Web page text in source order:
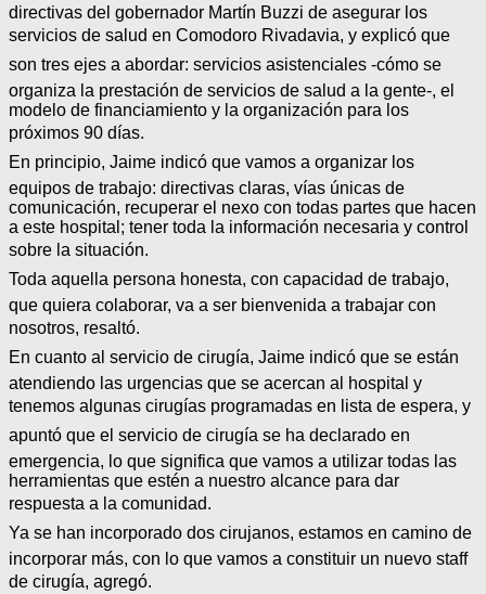
directivas del gobernador Martín Buzzi de asegurar los
servicios de salud en Comodoro Rivadavia, y explicó que
son tres ejes a abordar: servicios asistenciales -cómo se
organiza la prestación de servicios de salud a la gente-, el
modelo de financiamiento y la organización para los
próximos 90 días.
En principio, Jaime indicó que vamos a organizar los
equipos de trabajo: directivas claras, vías únicas de
comunicación, recuperar el nexo con todas partes que hacen
a este hospital; tener toda la información necesaria y control
sobre la situación.
Toda aquella persona honesta, con capacidad de trabajo,
que quiera colaborar, va a ser bienvenida a trabajar con
nosotros, resaltó.
En cuanto al servicio de cirugía, Jaime indicó que se están
atendiendo las urgencias que se acercan al hospital y
tenemos algunas cirugías programadas en lista de espera, y
apuntó que el servicio de cirugía se ha declarado en
emergencia, lo que significa que vamos a utilizar todas las
herramientas que estén a nuestro alcance para dar
respuesta a la comunidad.
Ya se han incorporado dos cirujanos, estamos en camino de
incorporar más, con lo que vamos a constituir un nuevo staff
de cirugía, agregó.